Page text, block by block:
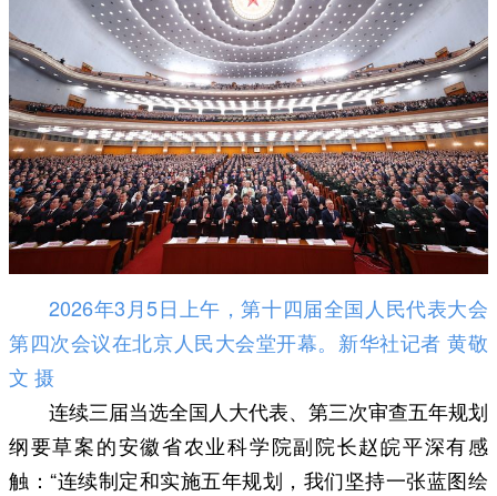
2026年3月5日上午，第十四届全国人民代表大会
第四次会议在北京人民大会堂开幕。新华社记者 黄敬
文 摄
连续三届当选全国人大代表、第三次审查五年规划
纲要草案的安徽省农业科学院副院长赵皖平深有感
触：“连续制定和实施五年规划，我们坚持一张蓝图绘